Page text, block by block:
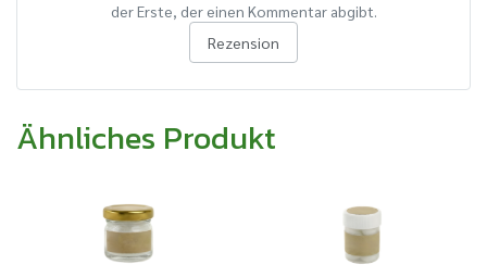
der Erste, der einen Kommentar abgibt.
Rezension
Ähnliches Produkt